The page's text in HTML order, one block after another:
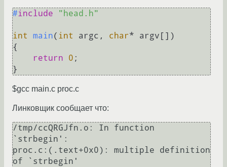
#include "head.h"
int main( int argc, char* argv[])
{
return
0 ;
$gcc main.c proc.c
Линковщик сообщает что:
/tmp/ccQRGJfn.o: In function
`strbegin':
proc.c:(.text+0x0): multiple definition
of `strbegin'